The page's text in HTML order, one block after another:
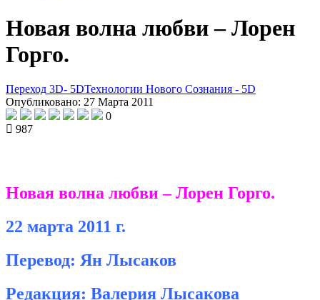
Новая волна любви – Лорен
Горго.
Переход 3D- 5DТехнологии Нового Сознания - 5D
Опубликовано: 27 Марта 2011
0
987
Новая волна любви – Лорен Горго.
22 марта 2011 г.
Перевод: Ян Лысаков
Редакция: Валерия Лысакова